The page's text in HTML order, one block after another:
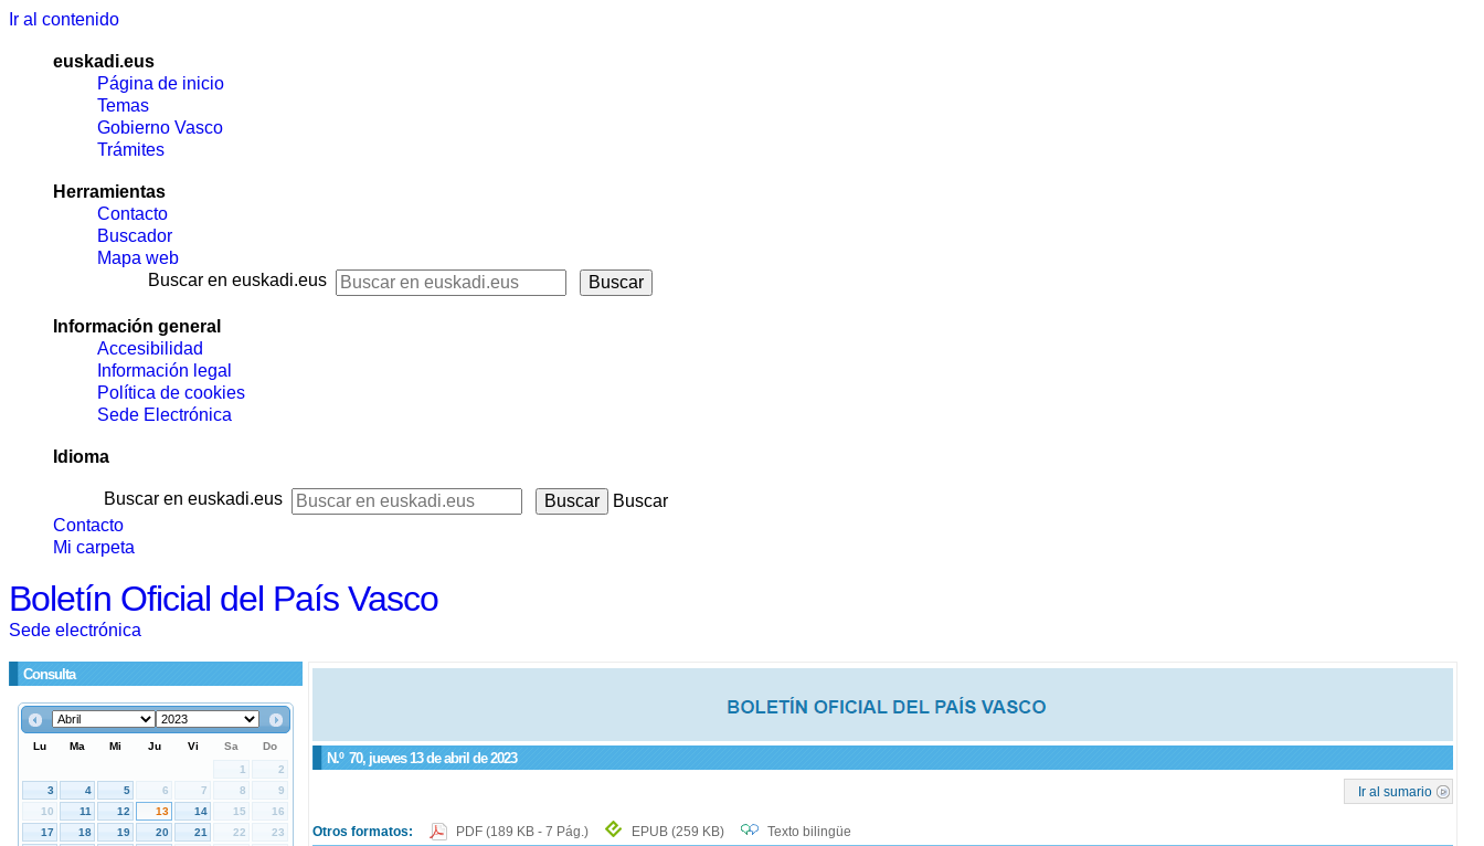
Ir al contenido
euskadi.eus
Página de inicio
Temas
Gobierno Vasco
Trámites
Herramientas
Contacto
Buscador
Mapa web
Buscar en euskadi.eus
Información general
Accesibilidad
Información legal
Política de cookies
Sede Electrónica
Idioma
Buscar en euskadi.eus
Buscar
Contacto
Mi carpeta
Boletín Oficial del País Vasco
Sede electrónica
Consulta
N.º 70, jueves 13 de abril de 2023
Ir al sumario
Otros formatos: PDF (189 KB - 7 Pág.) EPUB (259 KB) Texto bilingüe